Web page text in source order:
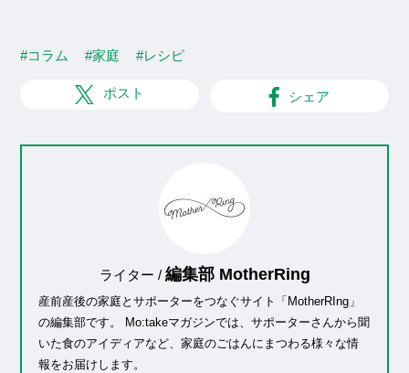
#コラム #家庭 #レシピ
ポスト シェア
ライター / 編集部 MotherRing
産前産後の家庭とサポーターをつなぐサイト「MotherRIng」
の編集部です。 Mo:takeマガジンでは、サポーターさんから聞
いた食のアイディアなど、家庭のごはんにまつわる様々な情
報をお届けします。